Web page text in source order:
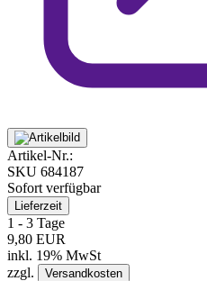
Artikel-Nr.:
SKU 684187
Sofort verfügbar
Lieferzeit
1 - 3 Tage
9,80 EUR
inkl. 19% MwSt
zzgl.
Versandkosten